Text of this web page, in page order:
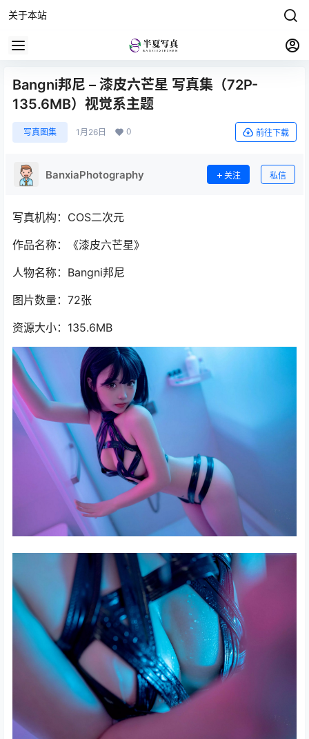
关于本站
Bangni邦尼 – 漆皮六芒星 写真集（72P-
135.6MB）视觉系主题
写真图集 1月26日 0 前往下载
BanxiaPhotography 关注 私信
写真机构：COS二次元
作品名称：《漆皮六芒星》
人物名称：Bangni邦尼
图片数量：72张
资源大小：135.6MB